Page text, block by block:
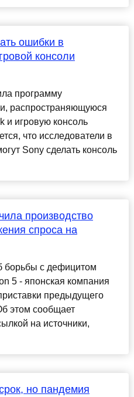
ошибки в
консоли
программу
распространяющуюся
и игровую консоль
что исследователи в
Sonу сделать консоль
производство
спроса на
борьбы с дефицитом
5 - японская компания
предыдущего
этом сообщает
на источники,
но пандемия